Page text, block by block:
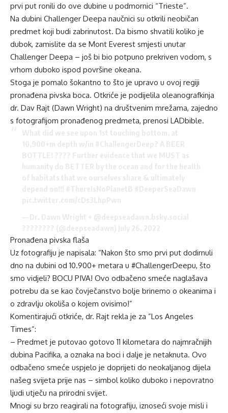
prvi put ronili do ove dubine u podmornici “Trieste”.
Na dubini Challenger Deepa naučnici su otkrili neobičan
predmet koji budi zabrinutost. Da bismo shvatili koliko je
dubok, zamislite da se Mont Everest smjesti unutar
Challenger Deepa – još bi bio potpuno prekriven vodom, s
vrhom duboko ispod površine okeana.
Stoga je pomalo šokantno to što je upravo u ovoj regiji
pronađena pivska boca. Otkriće je podijelila oleanografkinja
dr. Dav Rajt (Dawn Wright) na društvenim mrežama, zajedno
s fotografijom pronađenog predmeta, prenosi LADbible.
Pronađena pivska flaša
Uz fotografiju je napisala: “Nakon što smo prvi put dodirnuli
dno na dubini od 10.900+ metara u #ChallengerDeepu, što
smo vidjeli? BOCU PIVA! Ovo odbačeno smeće naglašava
potrebu da se kao čovječanstvo bolje brinemo o okeanima i
o zdravlju okoliša o kojem ovisimo!”
Komentirajući otkriće, dr. Rajt rekla je za ”Los Angeles
Times”:
– Predmet je putovao gotovo 11 kilometara do najmračnijih
dubina Pacifika, a oznaka na boci i dalje je netaknuta. Ovo
odbačeno smeće uspjelo je doprijeti do neokaljanog dijela
našeg svijeta prije nas – simbol koliko duboko i nepovratno
ljudi utječu na prirodni svijet.
Mnogi su brzo reagirali na fotografiju, iznoseći svoje misli i